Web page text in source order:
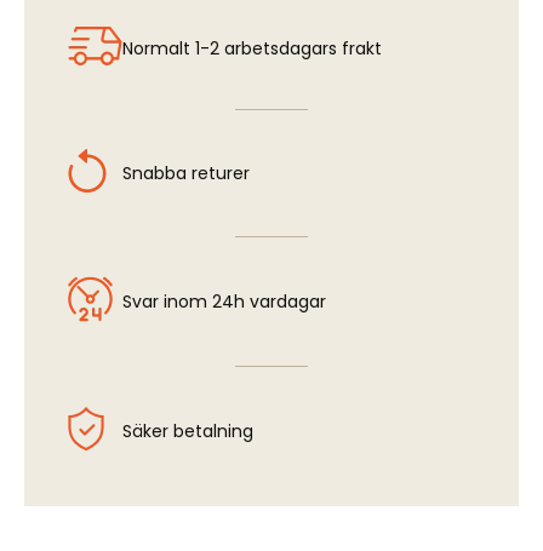
Normalt 1-2 arbetsdagars frakt
Snabba returer
Svar inom 24h vardagar
Säker betalning